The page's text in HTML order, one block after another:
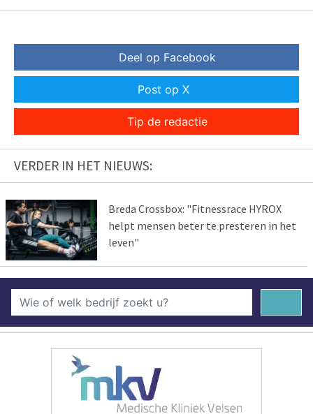
Deel op Facebook
Post op X
Tip de redactie
VERDER IN HET NIEUWS:
Breda Crossbox: "Fitnessrace HYROX
helpt mensen beter te presteren in het
leven"